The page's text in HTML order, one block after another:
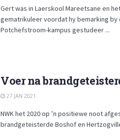
Gert was in Laerskool Mareetsane en
gematrikuleer voordat hy bemarking
Potchefstroom-kampus gestudeer ...
Voer na
27 JAN 2021
NWK het 2020 op ’n positiewe noot
brandgeteisterde Boshof en